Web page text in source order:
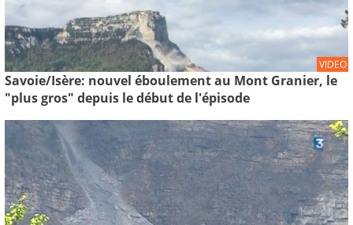
VIDEO
Savoie/Isère: nouvel éboulement au Mont Granier, le
"plus gros" depuis le début de l'épisode